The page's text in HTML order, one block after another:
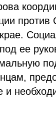
против
ее
и